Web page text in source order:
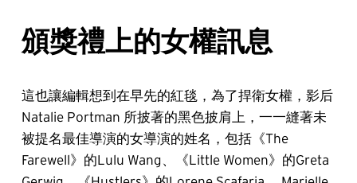
頒獎禮上的女權訊息
這也讓編輯想到在早先的紅毯，為了捍衛女權，影后
Natalie Portman 所披著的黑色披肩上，一一縫著未
被提名最佳導演的女導演的姓名，包括《The
Farewell》的Lulu Wang、《Little Women》的Greta